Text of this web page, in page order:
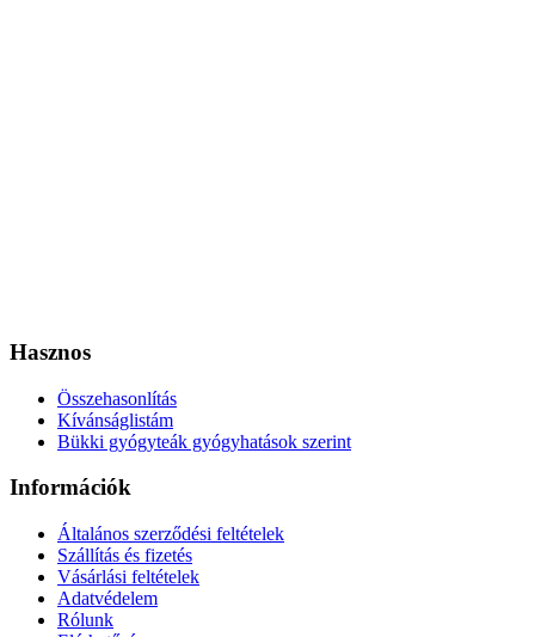
Hasznos
Összehasonlítás
Kívánságlistám
Bükki gyógyteák gyógyhatások szerint
Információk
Általános szerződési feltételek
Szállítás és fizetés
Vásárlási feltételek
Adatvédelem
Rólunk